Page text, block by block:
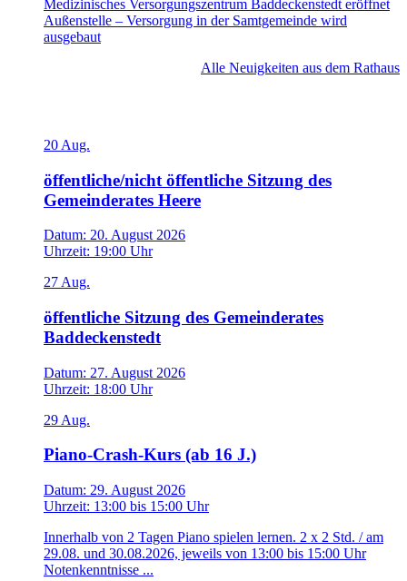
Medizinisches Versorgungszentrum Baddeckenstedt eröffnet
Außenstelle – Versorgung in der Samtgemeinde wird
ausgebaut
Alle Neuigkeiten aus dem Rathaus
20 Aug.
öffentliche/nicht öffentliche Sitzung des
Gemeinderates Heere
Datum: 20. August 2026
Uhrzeit: 19:00 Uhr
27 Aug.
öffentliche Sitzung des Gemeinderates
Baddeckenstedt
Datum: 27. August 2026
Uhrzeit: 18:00 Uhr
29 Aug.
Piano-Crash-Kurs (ab 16 J.)
Datum: 29. August 2026
Uhrzeit: 13:00 bis 15:00 Uhr
Innerhalb von 2 Tagen Piano spielen lernen. 2 x 2 Std. / am
29.08. und 30.08.2026, jeweils von 13:00 bis 15:00 Uhr
Notenkenntnisse ...